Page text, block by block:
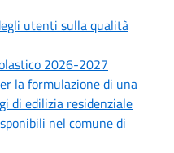
utenti sulla qualità
2026-2027
la formulazione di una
di edilizia residenziale
nel comune di